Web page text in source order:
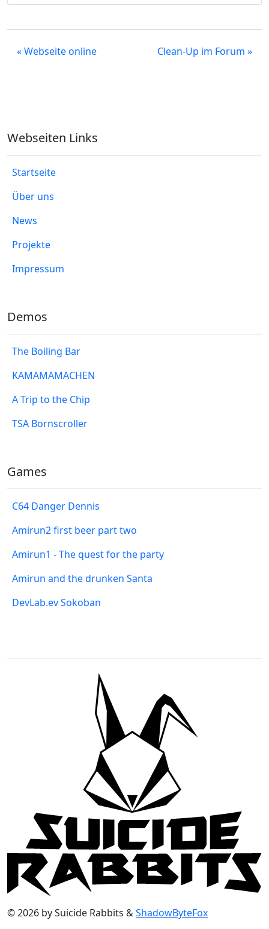
« Webseite online Clean-Up im Forum »
Webseiten Links
Startseite
Über uns
News
Projekte
Impressum
Demos
The Boiling Bar
KAMAMAMACHEN
A Trip to the Chip
TSA Bornscroller
Games
C64 Danger Dennis
Amirun2 first beer part two
Amirun1 - The quest for the party
Amirun and the drunken Santa
DevLab.ev Sokoban
© 2026 by Suicide Rabbits &ShadowByteFox